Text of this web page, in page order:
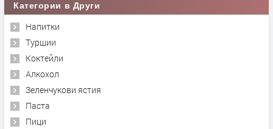
Категории в Други
Напитки
Туршии
Коктейли
Алкохол
Зеленчукови ястия
Паста
Пици